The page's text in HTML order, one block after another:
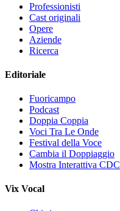
Professionisti
Cast originali
Opere
Aziende
Ricerca
Editoriale
Fuoricampo
Podcast
Doppia Coppia
Voci Tra Le Onde
Festival della Voce
Cambia il Doppiaggio
Mostra Interattiva CDC
Vix Vocal